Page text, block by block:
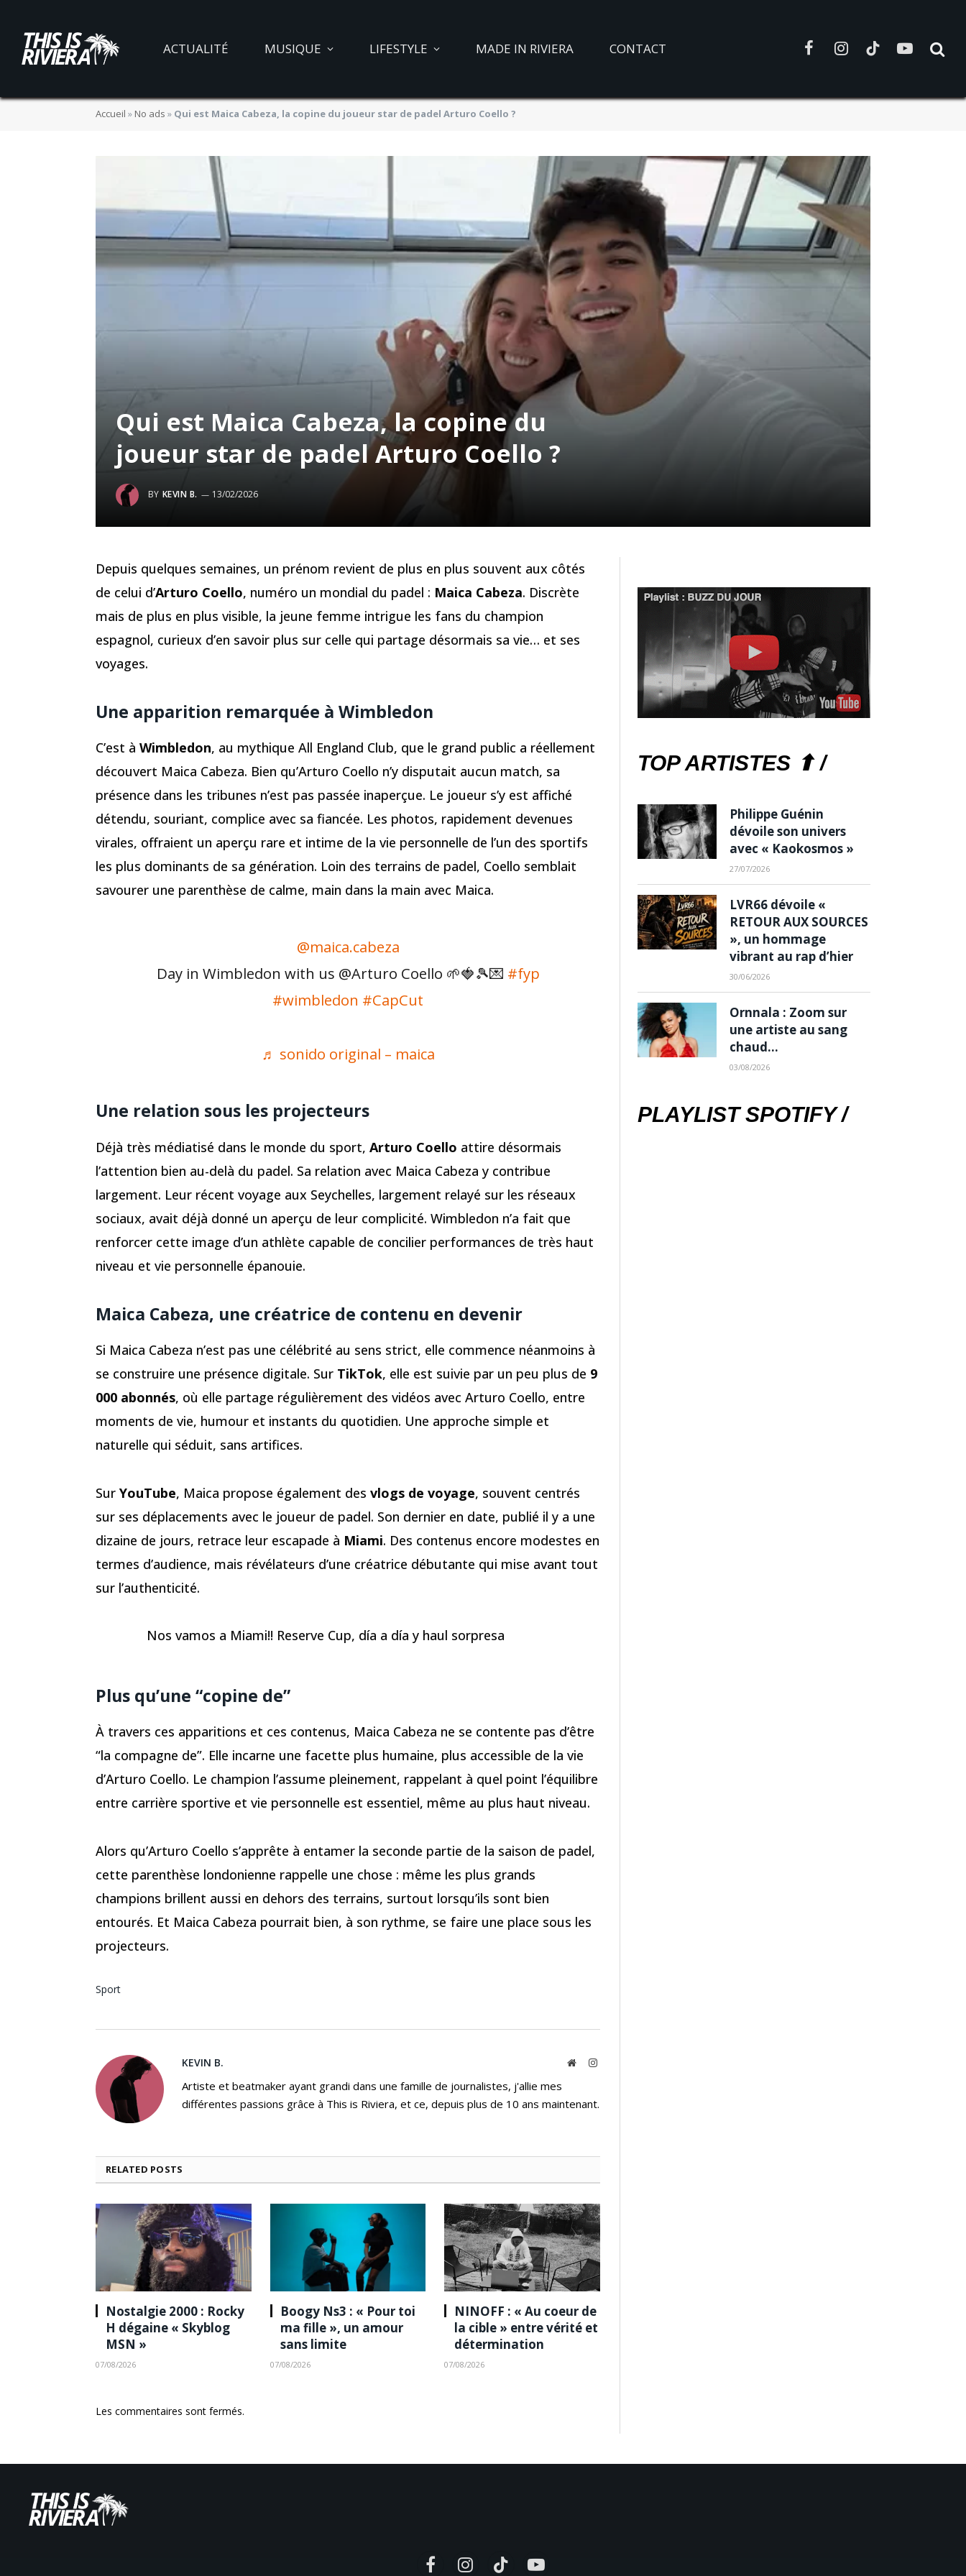
ACTUALITÉ MUSIQUE LIFESTYLE MADE IN RIVIERA CONTACT FacebookInstagramTikTokYouTube
Accueil » No ads » Qui est Maica Cabeza, la copine du joueur star de padel Arturo Coello ?
Qui est Maica Cabeza, la copine du
joueur star de padel Arturo Coello ?
BY KEVIN B. 13/02/2026
Depuis quelques semaines, un prénom revient de plus en plus souvent aux côtés
de celui d’Arturo Coello, numéro un mondial du padel : Maica Cabeza. Discrète
mais de plus en plus visible, la jeune femme intrigue les fans du champion
espagnol, curieux d’en savoir plus sur celle qui partage désormais sa vie… et ses
voyages.
Une apparition remarquée à Wimbledon
C’est à Wimbledon, au mythique All England Club, que le grand public a réellement
découvert Maica Cabeza. Bien qu’Arturo Coello n’y disputait aucun match, sa
présence dans les tribunes n’est pas passée inaperçue. Le joueur s’y est affiché
détendu, souriant, complice avec sa fiancée. Les photos, rapidement devenues
virales, offraient un aperçu rare et intime de la vie personnelle de l’un des sportifs
les plus dominants de sa génération. Loin des terrains de padel, Coello semblait
savourer une parenthèse de calme, main dans la main avec Maica.
@maica.cabeza
Day in Wimbledon with us @Arturo Coello 🌱🍓🎾💌 #fyp
#wimbledon #CapCut
♬ sonido original – maica
Une relation sous les projecteurs
Déjà très médiatisé dans le monde du sport, Arturo Coello attire désormais
l’attention bien au-delà du padel. Sa relation avec Maica Cabeza y contribue
largement. Leur récent voyage aux Seychelles, largement relayé sur les réseaux
sociaux, avait déjà donné un aperçu de leur complicité. Wimbledon n’a fait que
renforcer cette image d’un athlète capable de concilier performances de très haut
niveau et vie personnelle épanouie.
Maica Cabeza, une créatrice de contenu en devenir
Si Maica Cabeza n’est pas une célébrité au sens strict, elle commence néanmoins à
se construire une présence digitale. Sur TikTok, elle est suivie par un peu plus de 9
000 abonnés, où elle partage régulièrement des vidéos avec Arturo Coello, entre
moments de vie, humour et instants du quotidien. Une approche simple et
naturelle qui séduit, sans artifices.
Sur YouTube, Maica propose également des vlogs de voyage, souvent centrés
sur ses déplacements avec le joueur de padel. Son dernier en date, publié il y a une
dizaine de jours, retrace leur escapade à Miami. Des contenus encore modestes en
termes d’audience, mais révélateurs d’une créatrice débutante qui mise avant tout
sur l’authenticité.
Nos vamos a Miami!! Reserve Cup, día a día y haul sorpresa
Plus qu’une “copine de”
À travers ces apparitions et ces contenus, Maica Cabeza ne se contente pas d’être
“la compagne de”. Elle incarne une facette plus humaine, plus accessible de la vie
d’Arturo Coello. Le champion l’assume pleinement, rappelant à quel point l’équilibre
entre carrière sportive et vie personnelle est essentiel, même au plus haut niveau.
Alors qu’Arturo Coello s’apprête à entamer la seconde partie de la saison de padel,
cette parenthèse londonienne rappelle une chose : même les plus grands
champions brillent aussi en dehors des terrains, surtout lorsqu’ils sont bien
entourés. Et Maica Cabeza pourrait bien, à son rythme, se faire une place sous les
projecteurs.
Sport
KEVIN B. WebsiteInstagram
Artiste et beatmaker ayant grandi dans une famille de journalistes, j'allie mes
différentes passions grâce à This is Riviera, et ce, depuis plus de 10 ans maintenant.
RELATED POSTS
Nostalgie 2000 : Rocky
H dégaine « Skyblog
MSN »
07/08/2026
Boogy Ns3 : « Pour toi
ma fille », un amour
sans limite
07/08/2026
NINOFF : « Au coeur de
la cible » entre vérité et
détermination
07/08/2026
Les commentaires sont fermés.
TOP ARTISTES ⬆ /
Philippe Guénin
dévoile son univers
avec « Kaokosmos »
27/07/2026
LVR66 dévoile «
RETOUR AUX SOURCES
», un hommage
vibrant au rap d’hier
30/06/2026
Ornnala : Zoom sur
une artiste au sang
chaud…
03/08/2026
PLAYLIST SPOTIFY /
FacebookInstagramTikTok YouTube